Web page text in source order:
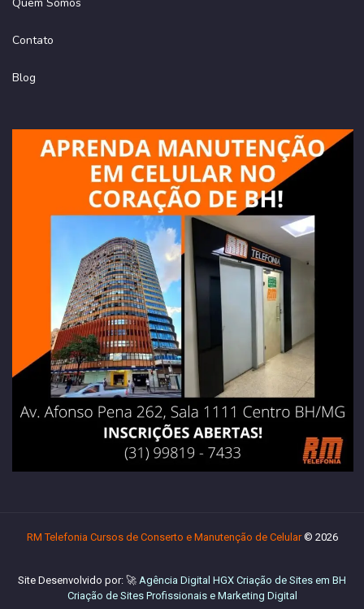
Contato
Blog
RM Telefonia Cursos de Conserto e Manutenção de Celular© 2026
Site Desenvolvido por: 🚀 Agência Digital HGX Criação de Sites em BH
Criação de Sites Profissionaise Marketing Digital